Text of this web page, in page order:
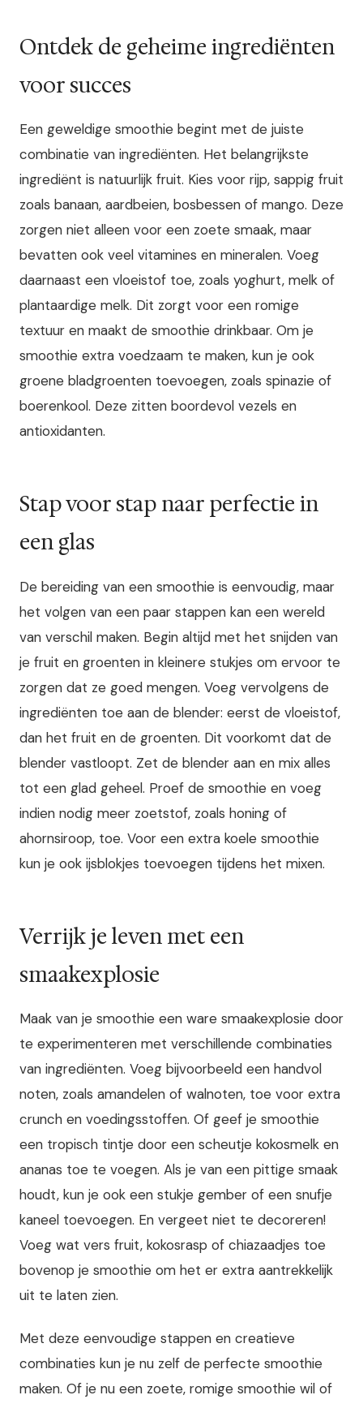
Ontdek de geheime ingrediënten
voor succes
Een geweldige smoothie begint met de juiste
combinatie van ingrediënten. Het belangrijkste
ingrediënt is natuurlijk fruit. Kies voor rijp, sappig fruit
zoals banaan, aardbeien, bosbessen of mango. Deze
zorgen niet alleen voor een zoete smaak, maar
bevatten ook veel vitamines en mineralen. Voeg
daarnaast een vloeistof toe, zoals yoghurt, melk of
plantaardige melk. Dit zorgt voor een romige
textuur en maakt de smoothie drinkbaar. Om je
smoothie extra voedzaam te maken, kun je ook
groene bladgroenten toevoegen, zoals spinazie of
boerenkool. Deze zitten boordevol vezels en
antioxidanten.
Stap voor stap naar perfectie in
een glas
De bereiding van een smoothie is eenvoudig, maar
het volgen van een paar stappen kan een wereld
van verschil maken. Begin altijd met het snijden van
je fruit en groenten in kleinere stukjes om ervoor te
zorgen dat ze goed mengen. Voeg vervolgens de
ingrediënten toe aan de blender: eerst de vloeistof,
dan het fruit en de groenten. Dit voorkomt dat de
blender vastloopt. Zet de blender aan en mix alles
tot een glad geheel. Proef de smoothie en voeg
indien nodig meer zoetstof, zoals honing of
ahornsiroop, toe. Voor een extra koele smoothie
kun je ook ijsblokjes toevoegen tijdens het mixen.
Verrijk je leven met een
smaakexplosie
Maak van je smoothie een ware smaakexplosie door
te experimenteren met verschillende combinaties
van ingrediënten. Voeg bijvoorbeeld een handvol
noten, zoals amandelen of walnoten, toe voor extra
crunch en voedingsstoffen. Of geef je smoothie
een tropisch tintje door een scheutje kokosmelk en
ananas toe te voegen. Als je van een pittige smaak
houdt, kun je ook een stukje gember of een snufje
kaneel toevoegen. En vergeet niet te decoreren!
Voeg wat vers fruit, kokosrasp of chiazaadjes toe
bovenop je smoothie om het er extra aantrekkelijk
uit te laten zien.
Met deze eenvoudige stappen en creatieve
combinaties kun je nu zelf de perfecte smoothie
maken. Of je nu een zoete, romige smoothie wil of